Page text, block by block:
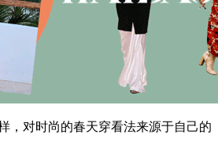
对时尚的春天穿看法来源于自己的